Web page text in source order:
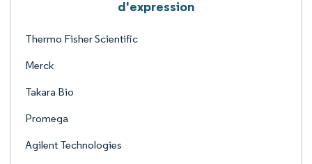
d'expression
Thermo Fisher Scientific
Merck
Takara Bio
Promega
Agilent Technologies